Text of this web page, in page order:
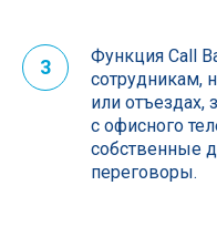
3
Функция Call
сотрудникам,
или
с офисного
собственные
переговоры.